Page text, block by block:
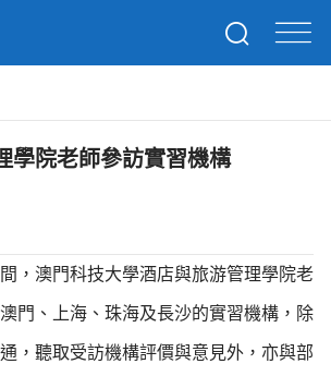
學院老師參訪實習機構
，澳門科技大學酒店與旅游管理學院老
門、上海、珠海及長沙的實習機構，除
，聽取受訪機構評價與意見外，亦與部